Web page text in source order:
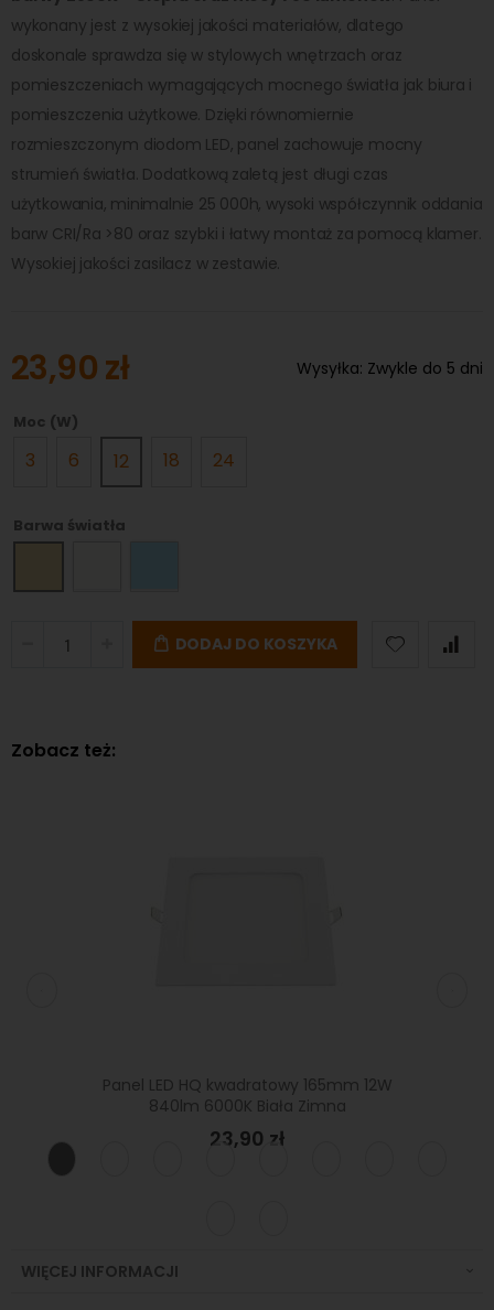
wykonany jest z wysokiej jakości materiałów, dlatego
doskonale sprawdza się w stylowych wnętrzach oraz
pomieszczeniach wymagających mocnego światła jak biura i
pomieszczenia użytkowe. Dzięki równomiernie
rozmieszczonym diodom LED, panel zachowuje mocny
strumień światła. Dodatkową zaletą jest długi czas
użytkowania, minimalnie 25 000h, wysoki współczynnik oddania
barw CRI/Ra >80 oraz szybki i łatwy montaż za pomocą klamer.
Wysokiej jakości zasilacz w zestawie.
23,90 zł Wysyłka: Zwykle do 5 dni
Moc (W)
3 6 12 18 24
Barwa światła
DODAJ DO KOSZYKA
Zobacz też:
Panel LED HQ kwadratowy 165mm 12W
840lm 6000K Biała Zimna
23,90 zł
WIĘCEJ INFORMACJI